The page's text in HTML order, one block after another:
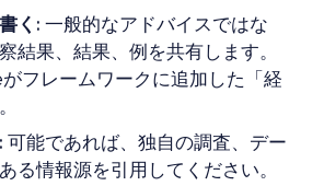
く: 一般的なアドバイスではな
結果、結果、例を共有します。
フレームワークに追加した「経
可能であれば、独自の調査、デー
る情報源を引用してください。